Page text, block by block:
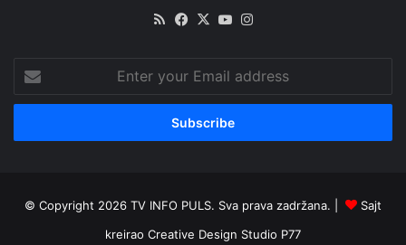
RSS Facebook
X YouTube
your
Email
© Copyright 2026 TV INFO PULS. Sva prava zadržana. |
Sajt
kreirao Creative Design Studio P77